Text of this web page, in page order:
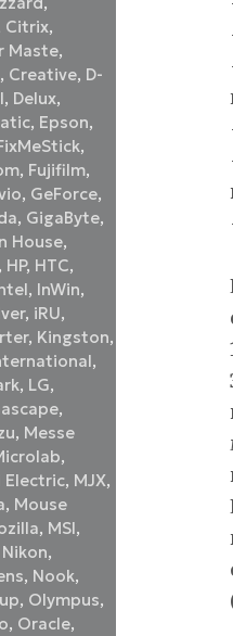
Citrix,
Maste,
, Creative, D-
, Delux,
, Epson,
,
, Fujifilm,
, GeForce,
, GigaByte,
House,
, HP, HTC,
, InWin,
, iRU,
, Kingston,
,
, LG,
,
, Messe
,
Electric, MJX,
, Mouse
, MSI,
Nikon,
, Nook,
, Olympus,
, Oracle,